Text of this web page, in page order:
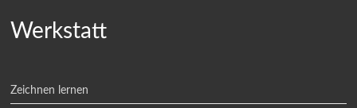
Werkstatt
Zeichnen lernen